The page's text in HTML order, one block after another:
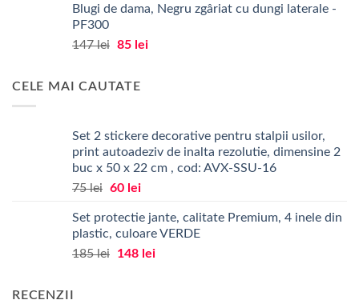
a
139 lei.
este:
Blugi de dama, Negru zgâriat cu dungi laterale -
PF300
147lei Prețul
fost:
85 leiPrețul
CELE MAI CAUTATE
Set 2 stickere decorative pentru stalpii usilor,
print autoadeziv de inalta rezolutie, dimensine 2
buc x 50 x 22 cm , cod: AVX-SSU-16
75lei Prețul
a
fost:
75 lei.
60 leiPrețul
este:
60 lei.
Set protectie jante, calitate Premium, 4 inele din
plastic, culoare VERDE
185lei
Prețul
148 leiPrețul
RECENZII